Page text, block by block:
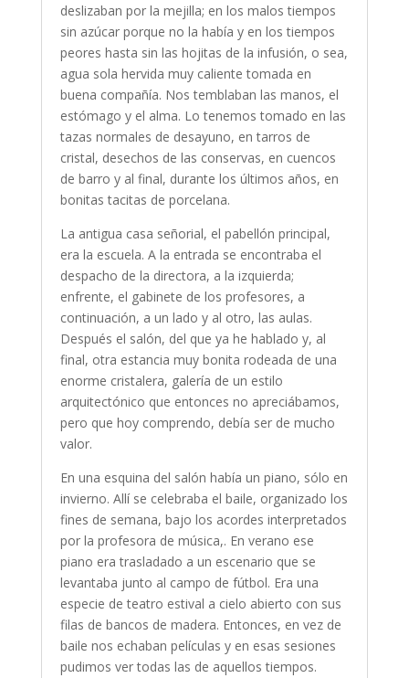
deslizaban por la mejilla; en los malos tiempos
sin azúcar porque no la había y en los tiempos
peores hasta sin las hojitas de la infusión, o sea,
agua sola hervida muy caliente tomada en
buena compañía. Nos temblaban las manos, el
estómago y el alma. Lo tenemos tomado en las
tazas normales de desayuno, en tarros de
cristal, desechos de las conservas, en cuencos
de barro y al final, durante los últimos años, en
bonitas tacitas de porcelana.
La antigua casa señorial, el pabellón principal,
era la escuela. A la entrada se encontraba el
despacho de la directora, a la izquierda;
enfrente, el gabinete de los profesores, a
continuación, a un lado y al otro, las aulas.
Después el salón, del que ya he hablado y, al
final, otra estancia muy bonita rodeada de una
enorme cristalera, galería de un estilo
arquitectónico que entonces no apreciábamos,
pero que hoy comprendo, debía ser de mucho
valor.
En una esquina del salón había un piano, sólo en
invierno. Allí se celebraba el baile, organizado los
fines de semana, bajo los acordes interpretados
por la profesora de música,. En verano ese
piano era trasladado a un escenario que se
levantaba junto al campo de fútbol. Era una
especie de teatro estival a cielo abierto con sus
filas de bancos de madera. Entonces, en vez de
baile nos echaban películas y en esas sesiones
pudimos ver todas las de aquellos tiempos.